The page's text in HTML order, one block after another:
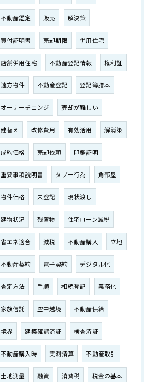
不動産鑑定 販売 解決策
買付証明書 売却期限 併用住宅
店舗併用住宅 不動産登記情報 権利証
遠方物件 不動産登記 登記簿謄本
オーナーチェンジ 売却が難しい
建替え 改修費用 有効活用 解消策
成約価格 売却依頼 印鑑証明
重要事項説明書 タブー行為 角部屋
物件価格 未登記 現状渡し
建物状況 残置物 住宅ローン減税
省エネ適合 減税 不動産購入 立地
不動産契約 電子契約 デジタル化
査定方法 手順 相続登記 義務化
家族信託 空中越境 不動産供給
境界 建築確認済証 検査済証
不動産購入時 実測清算 不動産取引
土地測量 融資 消費税 税金の基本